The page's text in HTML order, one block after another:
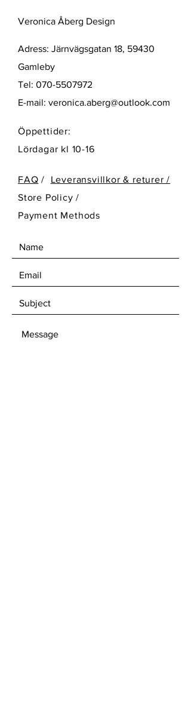
Mått på Nattflyhänget: 15x11 mm
Veronica Åberg Design
Adress: Järnvägsgatan 18, 59430
Gamleby
Tel: 070-5507972
E-mail: veronica.aberg@outlook.com
Öppettider:
Lördagar kl 10-16
FAQ / Leveransvillkor & returer /
Store Policy/
Payment Methods